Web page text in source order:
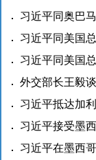
习近平同奥巴
习近平同美国
习近平同美国
06-08)
外交部长王毅
黎加、墨西哥
习近平抵达加
(2013-06-07)
习近平接受墨
习近平在墨西